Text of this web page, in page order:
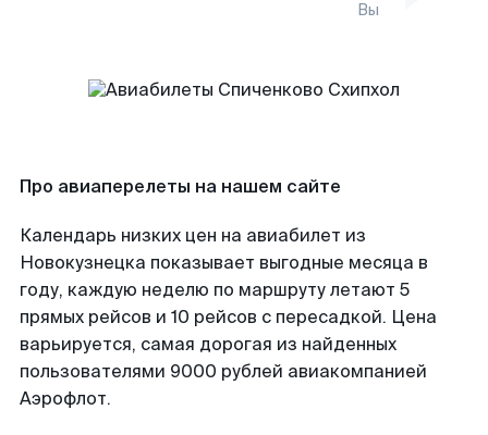
Вы
Про авиаперелеты на нашем сайте
Календарь низких цен на авиабилет из
Новокузнецка показывает выгодные месяца в
году, каждую неделю по маршруту летают 5
прямых рейсов и 10 рейсов с пересадкой. Цена
варьируется, самая дорогая из найденных
пользователями 9000 рублей авиакомпанией
Аэрофлот.